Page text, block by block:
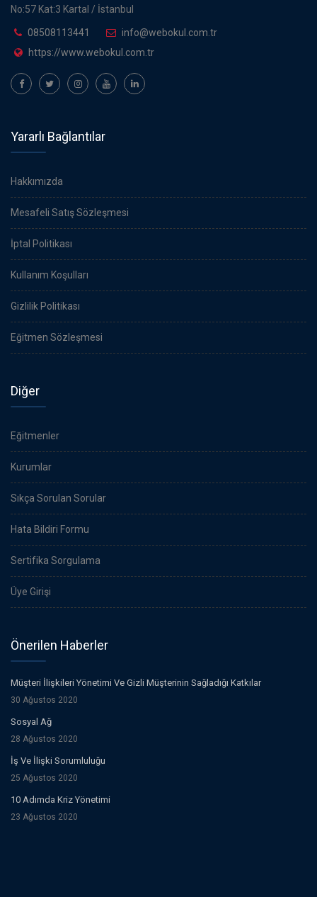
No:57 Kat:3 Kartal / İstanbul
08508113441
info@webokul.com.tr
https://www.webokul.com.tr
Yararlı Bağlantılar
Hakkımızda
Mesafeli Satış Sözleşmesi
İptal Politikası
Kullanım Koşulları
Gizlilik Politikası
Eğitmen Sözleşmesi
Diğer
Eğitmenler
Kurumlar
Sıkça Sorulan Sorular
Hata Bildiri Formu
Sertifika Sorgulama
Üye Girişi
Önerilen Haberler
Müşteri İlişkileri Yönetimi Ve Gizli Müşterinin Sağladığı Katkılar
30 Ağustos 2020
Sosyal Ağ
28 Ağustos 2020
İş Ve İlişki Sorumluluğu
25 Ağustos 2020
10 Adımda Kriz Yönetimi
23 Ağustos 2020